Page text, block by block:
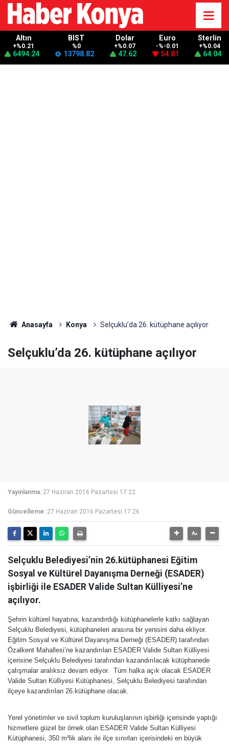
Altın
+%0.21
6494.24
BIST
%0
13798.82
Dolar
+%0.07
47.62
Euro
-%-0.01
54.81
Sterlin
+%0.04
64.04
Anasayfa Konya Selçuklu’da 26. kütüphane açılıyor
Selçuklu’da 26. kütüphane açılıyor
Yayınlanma: 27 Haziran 2016 Pazartesi 17:22
Güncelleme: 27 Haziran 2016 Pazartesi 17:26
Selçuklu Belediyesi’nin 26.kütüphanesi Eğitim
Sosyal ve Kültürel Dayanışma Derneği (ESADER)
işbirliği ile ESADER Valide Sultan Külliyesi’ne
açılıyor.
Şehrin kültürel hayatına, kazandırdığı kütüphanelerle katkı sağlayan
Selçuklu Belediyesi, kütüphaneleri arasına bir yenisini daha ekliyor.
Eğitim Sosyal ve Kültürel Dayanışma Derneği (ESADER) tarafından
Özalkent Mahallesi’ne kazandırılan ESADER Valide Sultan Külliyesi
içerisine Selçuklu Belediyesi tarafından kazandırılacak kütüphanede
çalışmalar aralıksız devam ediyor. Tüm halka açık olacak ESADER
Valide Sultan Külliyesi Kütüphanesi, Selçuklu Belediyesi tarafından
ilçeye kazandırılan 26.kütüphane olacak.
Yerel yönetimler ve sivil toplum kuruluşlarının işbirliği içerisinde yaptığı
hizmetlere güzel bir örnek olan ESADER Valide Sultan Külliyesi
Kütüphanesi, 350 m²lik alanı ile ilçe sınırları içerisindeki en büyük